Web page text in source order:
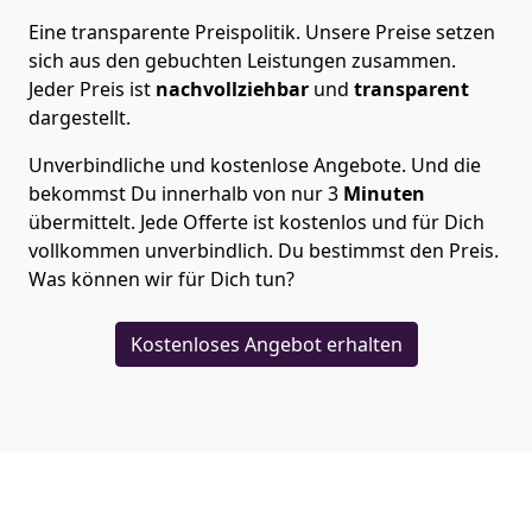
Eine transparente Preispolitik. Unsere Preise setzen
sich aus den gebuchten Leistungen zusammen.
Jeder Preis ist nachvollziehbar und transparent
dargestellt.
Unverbindliche und kostenlose Angebote. Und die
bekommst Du innerhalb von nur3 Minuten
übermittelt. Jede Offerte ist kostenlos und für Dich
vollkommen unverbindlich. Du bestimmst den Preis.
Was können wir für Dich tun?
Kostenloses Angebot erhalten